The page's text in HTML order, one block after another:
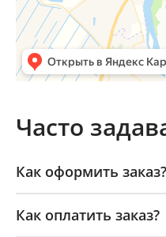
Часто
Как оформить заказ?
Как оплатить заказ?